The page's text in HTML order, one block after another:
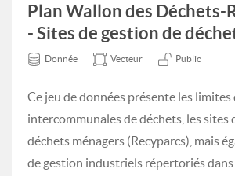
Plan Wallon des Déchets-
- Sites de gestion de
Donnée Vecteur Public
Ce jeu de données présente les limites
intercommunales de déchets, les sites
déchets ménagers (Recyparcs), mais
de gestion industriels répertoriés